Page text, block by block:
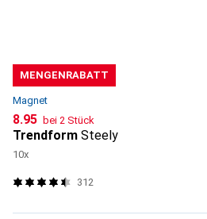
MENGENRABATT
Magnet
CHF
8.95 bei 2 Stück
Trendform Steely
10x
312